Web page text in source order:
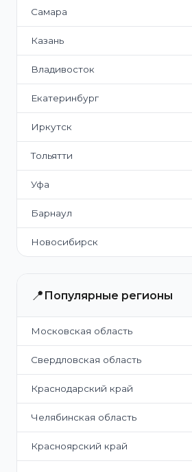
Самара
Казань
Владивосток
Екатеринбург
Иркутск
Тольятти
Уфа
Барнаул
Новосибирск
📍 Популярные регионы
Московская область
Свердловская область
Краснодарский край
Челябинская область
Красноярский край